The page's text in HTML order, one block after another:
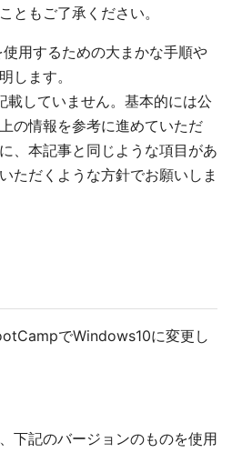
ともご了承ください。
用するための大まかな手順や
します。
載していません。基本的には公
の情報を参考に進めていただ
、本記事と同じような項目があ
ただくような方針でお願いしま
でWindows10に変更し
下記のバージョンのものを使用